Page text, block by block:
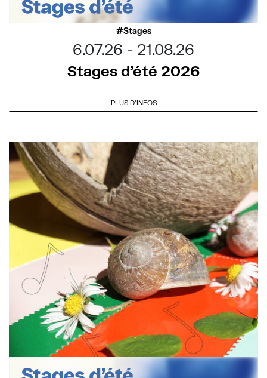
Stages
6.07.26
21.08.26
Stages d’été 2026
PLUS D'INFOS